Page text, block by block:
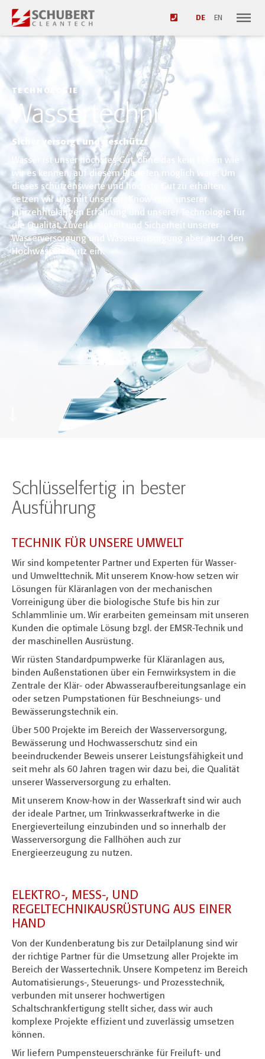
DE EN
TECHNOLOGIE
Wassertechnik
Sicher versorgt und geschützt
Wasser ist unser höchstes Gut, ohne das kein Leben wie
wir es kennen, auf diesem Planeten möglich wäre. Um
dieses schützenswerte und höchste Gut zu erhalten,
setzen wir uns mit unserem Know-how, unserer
jahrzehntelangen Erfahrung und unserer Technologie für
die Qualität, Zuverlässigkeit und Sicherheit unserer
Wasserversorgung und Wasserentsorgung aber auch den
Hochwasserschutz ein.
Schlüsselfertig in bester
Ausführung
TECHNIK FÜR UNSERE UMWELT
Wir sind kompetenter Partner und Experten für Wasser-
und Umwelttechnik. Mit unserem Know-how setzen wir
Lösungen für Kläranlagen von der mechanischen
Vorreinigung über die biologische Stufe bis hin zur
Schlammlinie um. Wir erarbeiten gemeinsam mit unseren
Kunden die optimale Lösung bzgl. der EMSR-Technik und
der maschinellen Ausrüstung.
Wir rüsten Standardpumpwerke für Kläranlagen aus,
binden Außenstationen über ein Fernwirksystem in die
Zentrale der Klär- oder Abwasseraufbereitungsanlage ein
oder setzen Pumpstationen für Beschneiungs- und
Bewässerungstechnik ein.
Über 500 Projekte im Bereich der Wasserversorgung,
Bewässerung und Hochwasserschutz sind ein
beeindruckender Beweis unserer Leistungsfähigkeit und
seit mehr als 60 Jahren tragen wir dazu bei, die Qualität
unserer Wasserversorgung zu erhalten.
Mit unserem Know-how in der Wasserkraft sind wir auch
der ideale Partner, um Trinkwasserkraftwerke in die
Energieverteilung einzubinden und so innerhalb der
Wasserversorgung die Fallhöhen auch zur
Energieerzeugung zu nutzen.
ELEKTRO-, MESS-, UND
REGELTECHNIKAUSRÜSTUNG AUS EINER
HAND
Von der Kundenberatung bis zur Detailplanung sind wir
der richtige Partner für die Umsetzung aller Projekte im
Bereich der Wassertechnik. Unsere Kompetenz im Bereich
Automatisierungs-, Steuerungs- und Prozesstechnik,
verbunden mit unserer hochwertigen
Schaltschrankfertigung stellt sicher, dass wir auch
komplexe Projekte effizient und zuverlässig umsetzen
können.
Wir liefern Pumpensteuerschränke für Freiluft- und